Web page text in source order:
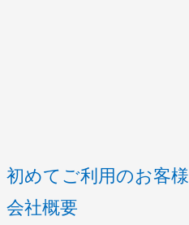
初めてご利用のお客様
会社概要